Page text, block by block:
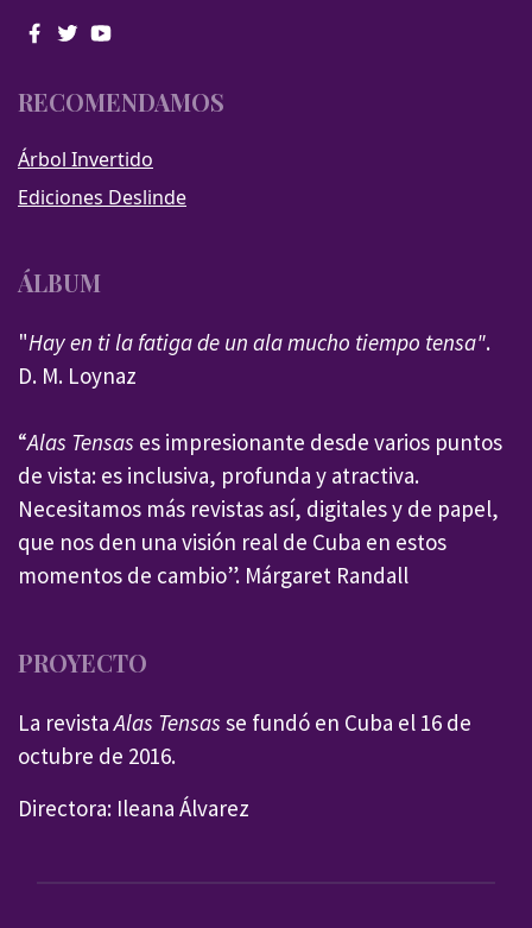
RECOMENDAMOS
Árbol Invertido
Ediciones Deslinde
ÁLBUM
"Hay en ti la fatiga de un ala mucho tiempo tensa".
D. M. Loynaz
“Alas Tensas es impresionante desde varios puntos
de vista: es inclusiva, profunda y atractiva.
Necesitamos más revistas así, digitales y de papel,
que nos den una visión real de Cuba en estos
momentos de cambio”. Márgaret Randall
PROYECTO
La revistaAlas Tensas se fundó en Cuba el 16 de
octubre de 2016.
Directora: Ileana Álvarez